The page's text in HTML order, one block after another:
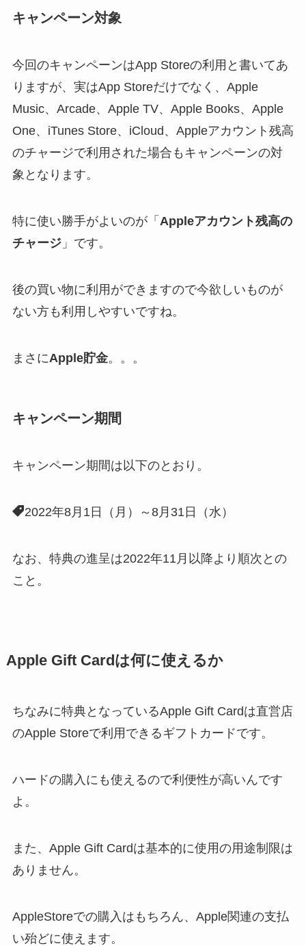
キャンペーン対象
今回のキャンペーンはApp Storeの利用と書いてあ
りますが、実はApp Storeだけでなく、Apple
Music、Arcade、Apple TV、Apple Books、Apple
One、iTunes Store、iCloud、Appleアカウント残高
のチャージで利用された場合もキャンペーンの対
象となります。
特に使い勝手がよいのが「 Appleアカウント残高の
チャージ」です。
後の買い物に利用ができますので今欲しいものが
ない方も利用しやすいですね。
まさにApple貯金。。。
キャンペーン期間
キャンペーン期間は以下のとおり。
2022年8月1日（月）～8月31日（水）
なお、特典の進呈は2022年11月以降より順次との
こと。
Apple Gift Cardは何に使えるか
ちなみに特典となっているApple Gift Cardは直営店
のApple Storeで利用できるギフトカードです。
ハードの購入にも使えるので利便性が高いんです
よ。
また、Apple Gift Cardは基本的に使用の用途制限は
ありません。
AppleStoreでの購入はもちろん、Apple関連の支払
い殆どに使えます。